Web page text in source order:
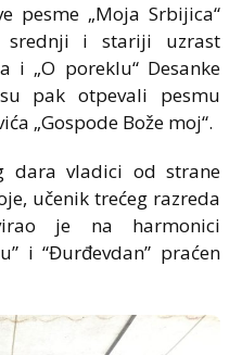
pesme „Moja Srbijica“
srednji i stariji uzrast
i „O poreklu“ Desanke
pak otpevali pesmu
„Gospode Bože moj“.
dara vladici od strane
učenik trećeg razreda
je na harmonici
i “Đurđevdan” praćen